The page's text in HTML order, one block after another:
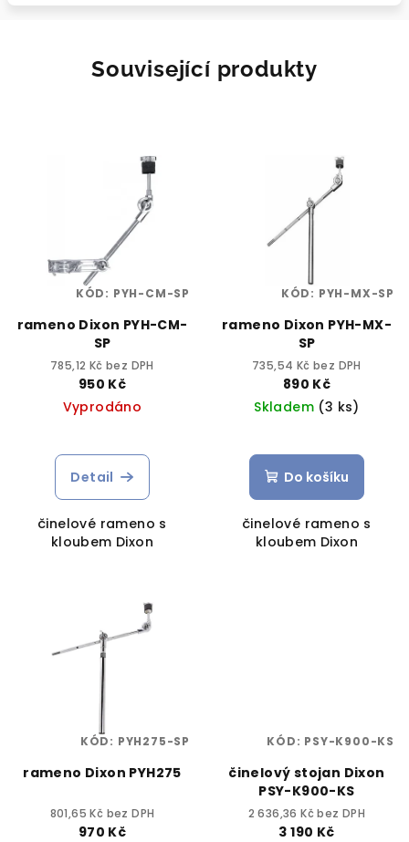
Související produkty
rameno Dixon PYH-CM-
SP
785,12 Kč bez DPH
950 Kč
Vyprodáno
Detail
činelové rameno s
kloubem Dixon
KÓD: PYH-CM-SP
rameno Dixon PYH-MX-
SP
735,54 Kč bez DPH
890 Kč
Skladem (3 ks)
Do košíku
činelové rameno s
kloubem Dixon
KÓD: PYH-MX-SP
rameno Dixon PYH275
801,65 Kč bez DPH
970 Kč
KÓD: PYH275-SP
činelový stojan Dixon
PSY-K900-KS
2 636,36 Kč bez DPH
3 190 Kč
KÓD: PSY-K900-KS